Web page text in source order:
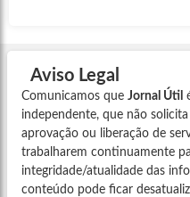
Aviso Legal
Comunicamos que Jornal Útil
independente, que não
aprovação ou liberação de
trabalharem continuamente
integridade/atualidade das
conteúdo pode ficar